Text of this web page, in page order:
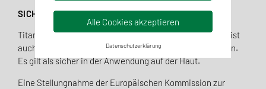
SICHER AUF DER HAUT?
Titandioxid wird außerdem in Kosmetika verwendet und ist
auch in Produkten mit der Bezeichnung CI 77891 zu finden.
Es gilt als sicher in der Anwendung auf der Haut.
Eine Stellungnahme der Europäischen Kommission zur
Alle Cookies akzeptieren
Datenschutzerklärung